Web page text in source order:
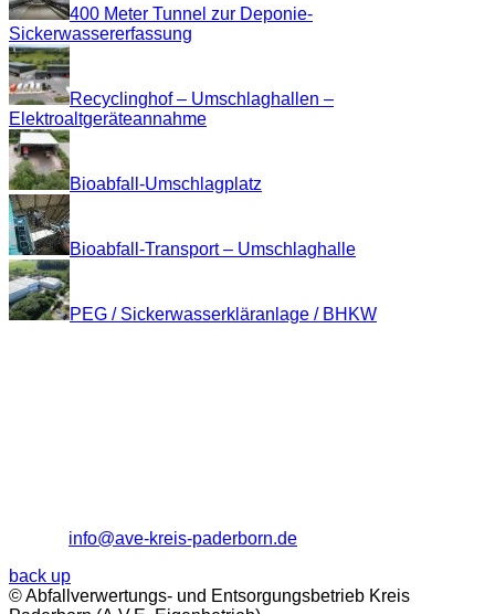
400 Meter Tunnel zur Deponie-
Sickerwassererfassung
Recyclinghof – Umschlaghallen –
Elektroaltgeräteannahme
Bioabfall-Umschlagplatz
Bioabfall-Transport – Umschlaghalle
PEG / Sickerwasserkläranlage / BHKW
info@ave-kreis-paderborn.de
back up
© Abfallverwertungs- und Entsorgungsbetrieb Kreis